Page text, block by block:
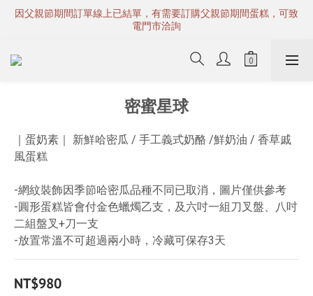
因父親節期間訂單線上已結單，有需要訂購父親節期間蛋糕，可致
電門市洽詢
密蜜星球
｜蛋奶素｜ 新鮮哈密瓜 / 手工義式奶酪 /鮮奶油 / 香草戚
風蛋糕
-網紋裝飾因季節哈密瓜品種不同已取消，圖片僅供參考
-圓形蛋糕皆會付金色蠟燭乙支，及六吋一組刀叉盤、八吋
二組盤叉+刀一支
-放置常溫不可超過兩小時，冷藏可保存3天
NT$980